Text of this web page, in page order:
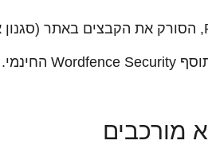
Wordfence Security החינמי.
מורכבים